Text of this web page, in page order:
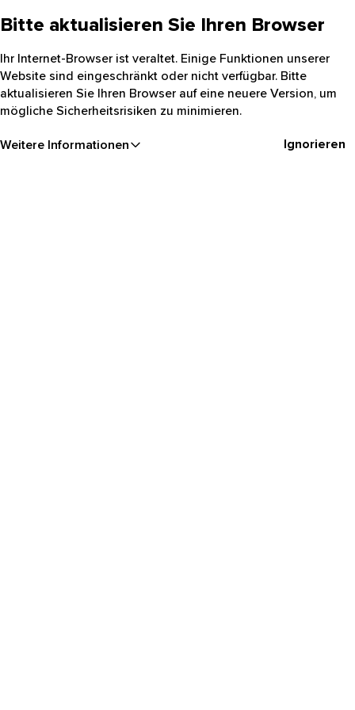
Bitte aktualisieren Sie Ihren Browser
Ihr Internet-Browser ist veraltet. Einige Funktionen unserer
Website sind eingeschränkt oder nicht verfügbar. Bitte
aktualisieren Sie Ihren Browser auf eine neuere Version, um
mögliche Sicherheitsrisiken zu minimieren.
Weitere Informationen Ignorieren